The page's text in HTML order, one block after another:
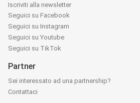
Iscriviti alla newsletter
Seguici su Facebook
Seguici su Instagram
Seguici su Youtube
Seguici su TikTok
Partner
Sei interessato ad una partnership?
Contattaci